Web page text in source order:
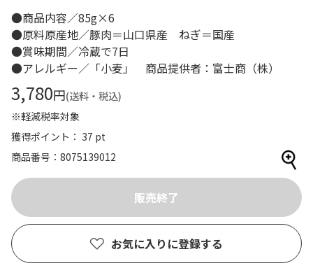
●商品内容／85g×6
●原料原産地／豚肉＝山口県産 ねぎ＝国産
●賞味期間／冷蔵で7日
●アレルギー／「小麦」 商品提供者：富士商（株）
3,780円(送料・税込)
※軽減税率対象
獲得ポイント： 37 pt
商品番号
8075139012
お気に入りに登録する